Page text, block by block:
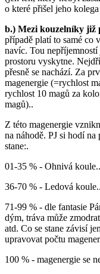
o které přišel jeho
b.) Mezi kouzelníky již
případě platí to samé co
navíc. Tou nepříjemností
prostoru vyskytne.
přesně se nachází. Za
magenergie (=rychlost
rychlost 10 magů za
magů)..
Z této magenergie
na náhodě. PJ si hodí
stane:.
01-35 % - Ohnivá koule..
36-70 % - Ledová koule..
71-99 % - dle fantasie
dým, tráva může
atd. Co se stane závisí
upravovat počtu
100 % - magenergie se